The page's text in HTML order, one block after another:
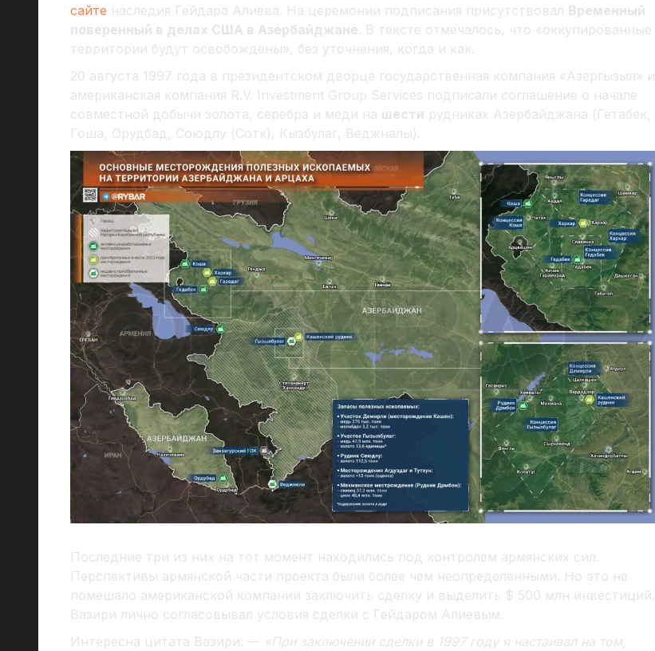
сайте наследия Гейдара Алиева. На церемонии подписания присутствовал Временный
поверенный в делах США в Азербайджане. В тексте отмечалось, что «оккупированные
территории будут освобождены», без уточнения, когда и как.
20 августа 1997 года в президентском дворце государственная компания «Азергызыл» и
американская компания R.V. Investment Group Services подписали соглашение о начале
совместной добычи золота, серебра и меди на шести рудниках Азербайджана (Гетабек,
Гоша, Орудбад, Союдлу (Сотк), Кызбулаг, Веджналы).
Последние три из них на тот момент находились под контролем армянских сил.
Перспективы армянской части проекта были более чем неопределенными. Но это не
помешало американской компании заключить сделку и выделить $ 500 млн инвестиций.
Вазири лично согласовывал условия сделки с Гейдаром Алиевым.
Интересна цитата Вазири: — «При заключении сделки в 1997 году я настаивал на том,